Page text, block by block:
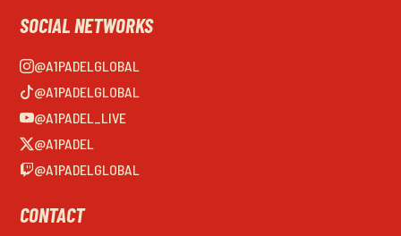
SOCIAL NETWORKS
@A1PADELGLOBAL
@A1PADELGLOBAL
@A1PADEL_LIVE
@A1PADEL
@A1PADELGLOBAL
CONTACT